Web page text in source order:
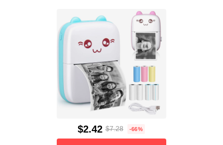
$2.42 $7.28 -66%